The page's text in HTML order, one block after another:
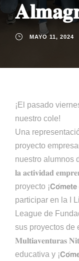
MAYO 11, 2024
¡El pasado
nuestro cole!
Una
proyecto
nuestro alumnos
𝐥𝐚 𝐚𝐜𝐭𝐢𝐯𝐢𝐝𝐚𝐝
proyecto
participar en la I
League de
sus proyectos de
𝐌𝐮𝐥𝐭𝐢𝐚𝐯𝐞𝐧𝐭𝐮𝐫𝐚𝐬
educativa y